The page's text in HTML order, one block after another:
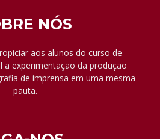
NÓS
aos alunos do curso de
a experimentação da produção
de imprensa em uma mesma
pauta.